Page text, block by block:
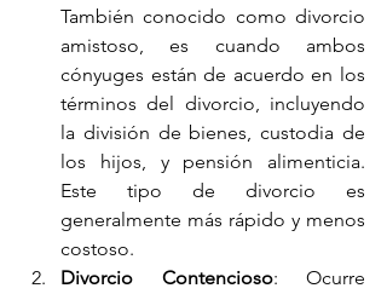
También conocido como divorcio
amistoso, es cuando ambos
cónyuges están de acuerdo en los
términos del divorcio, incluyendo
la división de bienes, custodia de
los hijos, y pensión alimenticia.
Este tipo de divorcio es
generalmente más rápido y menos
costoso.
Divorcio Contencioso: Ocurre